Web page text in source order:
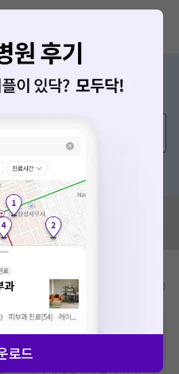
점이 있나요?
양한 게시글 보러가기
?
비급여/급여 진료란?
실제 가격과 상이할 수 있으니, 정확
주세요.
원에 고지되어 있는 급여 진료 기준 가
로드